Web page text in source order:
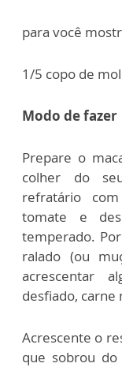
para você
1/5 copo de
Modo de fazer
Prepare o
colher do
refratário
tomate e
temperado.
ralado (ou
acrescentar
desfiado, carne
Acrescente o
que sobrou